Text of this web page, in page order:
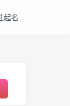
起名